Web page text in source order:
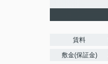
賃料
敷金(保証金)